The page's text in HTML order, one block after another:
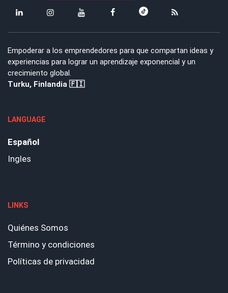
Empoderar a los emprendedores para que compartan ideas y
experiencias para lograr un aprendizaje exponencial y un
crecimiento global.
Turku, Finlandia 🇫🇮
LANGUAGE
Español
Ingles
LINKS
Quiénes Somos
Término y condiciones
Políticas de privacidad